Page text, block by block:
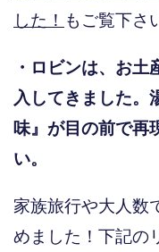
した！ もご覧下さ
・ロビンは、お
入してきました。
味』が目の前で再
い。
家族旅行や大人数
めました！下記の